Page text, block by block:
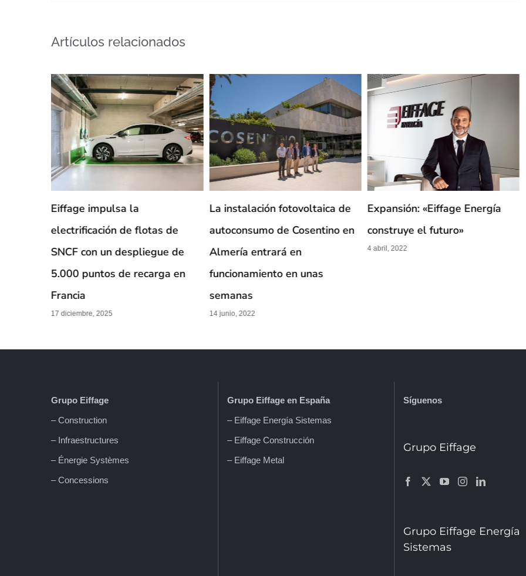
Artículos relacionados
Eiffage impulsa la
electrificación de flotas de
SNCF con un despliegue de
5.000 puntos de recarga en
Francia
17 diciembre, 2025
La instalación fotovoltaica de
autoconsumo de Cosentino en
Almería entrará en
funcionamiento en unas
semanas
14 junio, 2022
Expansión: «Eiffage Energía
construye el futuro»
4 abril, 2022
Grupo Eiffage
– Construction
– Infraestructures
– Énergie Systèmes
– Concessions
Grupo Eiffage en España
– Eiffage Energía Sistemas
– Eiffage Construcción
– Eiffage Metal
Síguenos
Grupo Eiffage
Grupo Eiffage Energía
Sistemas